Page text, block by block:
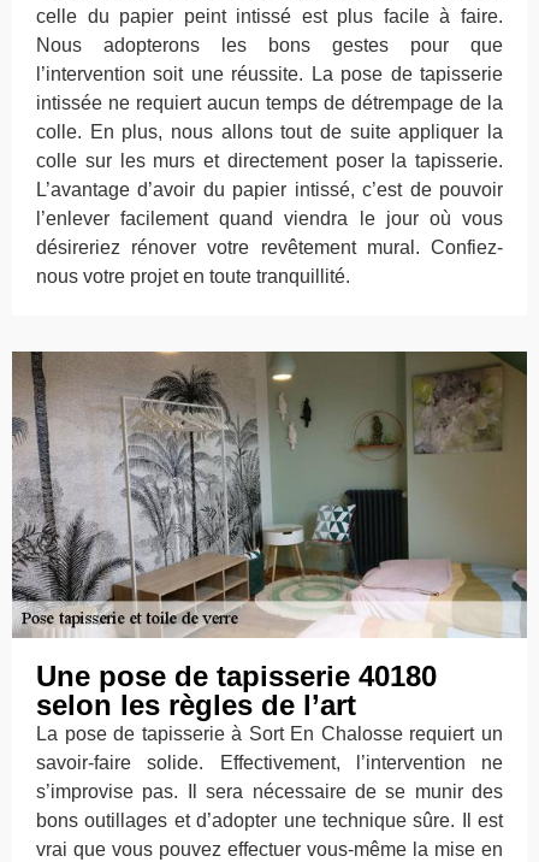
celle du papier peint intissé est plus facile à faire.
Nous adopterons les bons gestes pour que
l’intervention soit une réussite. La pose de tapisserie
intissée ne requiert aucun temps de détrempage de la
colle. En plus, nous allons tout de suite appliquer la
colle sur les murs et directement poser la tapisserie.
L’avantage d’avoir du papier intissé, c’est de pouvoir
l’enlever facilement quand viendra le jour où vous
désireriez rénover votre revêtement mural. Confiez-
nous votre projet en toute tranquillité.
Une pose de tapisserie 40180
selon les règles de l’art
La pose de tapisserie à Sort En Chalosse requiert un
savoir-faire solide. Effectivement, l’intervention ne
s’improvise pas. Il sera nécessaire de se munir des
bons outillages et d’adopter une technique sûre. Il est
vrai que vous pouvez effectuer vous-même la mise en